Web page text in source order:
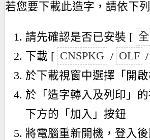
若您要下載此造字，請依下
請先確認是否已安裝 [
下載 [ CNSPKG / OLF
於下載視窗中選擇「開啟
於「造字轉入及列印」
下方的「加入」按鈕
將電腦重新開機，登入